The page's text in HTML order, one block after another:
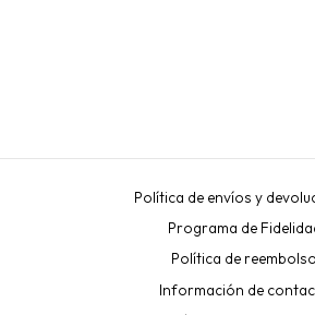
Política de envíos y
Programa de
Política de reembolso
Información de